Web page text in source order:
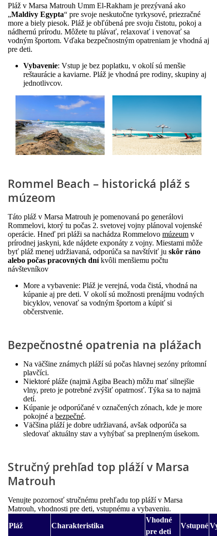
Pláž v Marsa Matrouh Umm El-Rakham je prezývaná ako
„Maldivy Egypta“ pre svoje neskutočne tyrkysové, priezračné
more a biely piesok. Pláž je obľúbená pre svoju čistotu, pokoj a
nádhernú prírodu. Môžete tu plávať, relaxovať i venovať sa
vodným športom. Vďaka bezpečnostným opatreniam je vhodná aj
pre deti.
Vybavenie: Vstup je bez poplatku, v okolí sú menšie
reštaurácie a kaviarne. Pláž je vhodná pre rodiny, skupiny aj
jednotlivcov.
Rommel Beach – historická pláž s
múzeom
Táto pláž v Marsa Matrouh je pomenovaná po generálovi
Rommelovi, ktorý tu počas 2. svetovej vojny plánoval vojenské
operácie. Hneď pri pláži sa nachádza Rommelovo múzeum v
prírodnej jaskyni, kde nájdete exponáty z vojny. Miestami môže
byť pláž menej udržiavaná, odporúča sa navštíviť ju skôr ráno
alebo počas pracovných dníkvôli menšiemu počtu
návštevníkov
More a vybavenie: Pláž je verejná, voda čistá, vhodná na
kúpanie aj pre deti. V okolí sú možnosti prenájmu vodných
bicyklov, venovať sa vodným športom a kúpiť si
občerstvenie.
Bezpečnostné opatrenia na plážach
Na väčšine známych pláží sú počas hlavnej sezóny prítomní
plavčíci.
Niektoré pláže (najmä Agiba Beach) môžu mať silnejšie
vlny, preto je potrebné zvýšiť opatrnosť. Týka sa to najmä
detí.
Kúpanie je odporúčané v označených zónach, kde je more
pokojné a bezpečné.
Väčšina pláží je dobre udržiavaná, avšak odporúča sa
sledovať aktuálny stav a vyhýbať sa preplneným úsekom.
Stručný prehľad top pláží v Marsa
Matrouh
Venujte pozornosť stručnému prehľadu top pláží v Marsa
Matrouh, vhodnosti pre deti, vstupnému a vybaveniu.
Pláž Charakteristika
Vhodné
pre deti
Vstupné